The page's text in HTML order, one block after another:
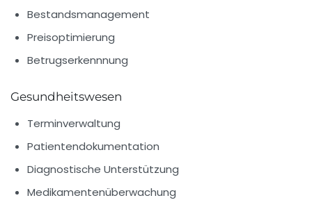
Bestandsmanagement
Preisoptimierung
Betrugserkennnung
Gesundheitswesen
Terminverwaltung
Patientendokumentation
Diagnostische Unterstützung
Medikamentenüberwachung